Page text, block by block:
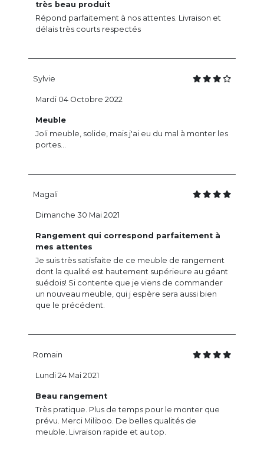
très beau produit
Répond parfaitement à nos attentes. Livraison et
délais très courts respectés
Sylvie
Meuble
Joli meuble, solide, mais j'ai eu du mal à monter les
portes...
Mardi 04 Octobre 2022
Magali
Rangement qui correspond parfaitement à
mes attentes
Je suis très satisfaite de ce meuble de rangement
dont la qualité est hautement supérieure au géant
suédois! Si contente que je viens de commander
un nouveau meuble, qui j espère sera aussi bien
que le précédent.
Dimanche 30 Mai 2021
Romain
Beau rangement
Très pratique. Plus de temps pour le monter que
prévu. Merci Miliboo. De belles qualités de
meuble. Livraison rapide et au top.
Lundi 24 Mai 2021